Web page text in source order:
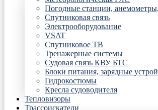
Погодные станции,
Спутниковая связь
Электрооборудование
VSAT
Спутниковое ТВ
Тренажерные системы
Судовая связь КВУ БТС
Блоки питания, зарядные
Гидрокостюмы
Кресла судоводителя
Тепловизоры
Трассоискатели